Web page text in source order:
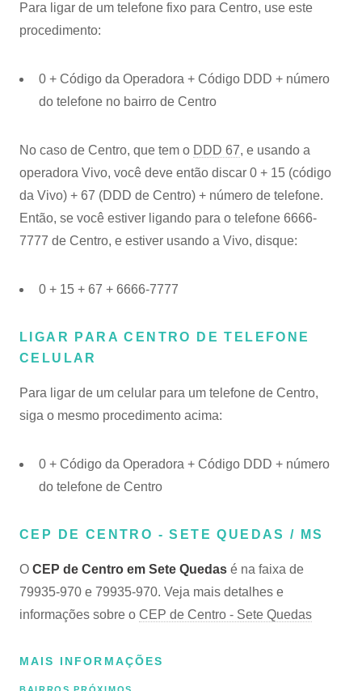
Para ligar de um telefone fixo para Centro, use este
procedimento:
0 + Código da Operadora + Código DDD + número
do telefone no bairro de Centro
No caso de Centro, que tem o DDD 67, e usando a
operadora Vivo, você deve então discar 0 + 15 (código
da Vivo) + 67 (DDD de Centro) + número de telefone.
Então, se você estiver ligando para o telefone 6666-
7777 de Centro, e estiver usando a Vivo, disque:
0 + 15 + 67 + 6666-7777
LIGAR PARA CENTRO DE TELEFONE
CELULAR
Para ligar de um celular para um telefone de Centro,
siga o mesmo procedimento acima:
0 + Código da Operadora + Código DDD + número
do telefone de Centro
CEP DE CENTRO - SETE QUEDAS / MS
O CEP de Centro em Sete Quedas é na faixa de
79935-970 e 79935-970. Veja mais detalhes e
informações sobre o CEP de Centro - Sete Quedas
MAIS INFORMAÇÕES